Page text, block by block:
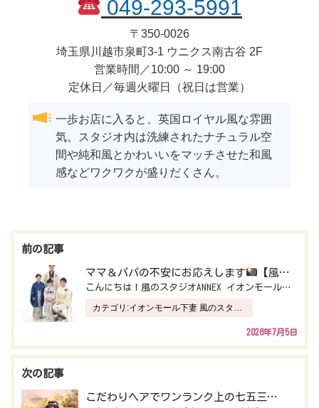
049-293-5991
〒 350-0026
埼玉県 川越市泉町3-1 ウニクス南古谷 2F
営業時間／10:00 ～ 19:00
定休日／毎週火曜日（祝日は営業）
一歩お店に入ると、英国ロイヤル風な雰囲
気。スタジオ内は洗練されたナチュラル空
間や純和風とかわいいをマッチさせた和風
感などワクワクが盛りだくさん。
投
ゲ
ー
シ
ママ＆パパの不安にお応えします 【風のスタジオANNEX イオンモール下妻店】
こんにちは！風のスタジオANNEX イオンモール下妻店です
カテゴリ:イオンモール下妻 風のスタジオ ANNEX
2026年7月5日
こだわりヘアでワンランク上の七五三